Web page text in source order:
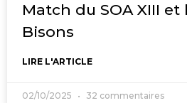
Match du SOA XIII et
Bisons
LIRE L'ARTICLE
02/10/2025 32 commentaires